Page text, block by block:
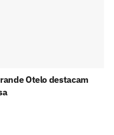
Otelo destacam